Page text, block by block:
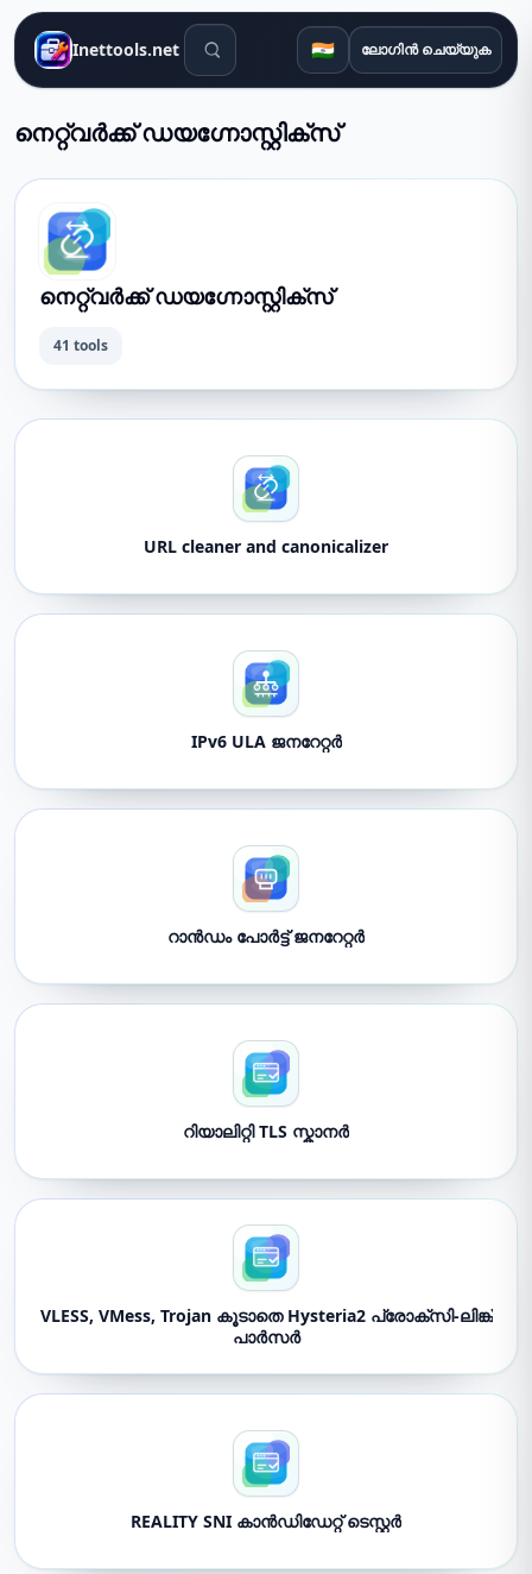
Inettools.net തിരയൽ ഉപകരണങ്ങൾ
🇮🇳 ലോഗിൻ ചെയ്യുക
നെറ്റ്‌വർക്ക് ഡയഗ്നോസ്റ്റിക്സ്
നെറ്റ്‌വർക്ക് ഡയഗ്നോസ്റ്റിക്സ്
41 tools
URL cleaner and canonicalizer
IPv6 ULA ജനറേറ്റർ
റാൻഡം പോർട്ട് ജനറേറ്റർ
റിയാലിറ്റി TLS സ്കാനർ
VLESS, VMess, Trojan കൂടാതെ Hysteria2 പ്രോക്‌സി-ലിങ്ക്
പാർസർ
REALITY SNI കാൻഡിഡേറ്റ് ടെസ്റ്റർ